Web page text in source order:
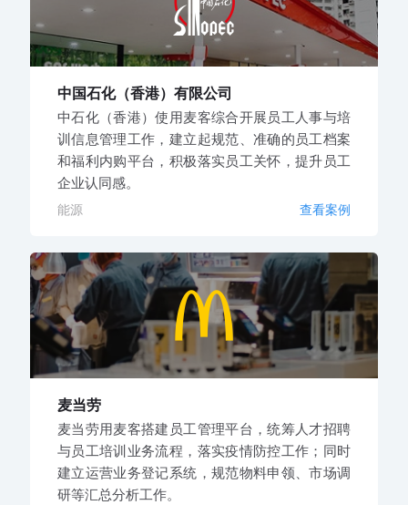
中国石化（香港）有限公司
中石化（香港）使用麦客综合开展员工人事与培
训信息管理工作，建立起规范、准确的员工档案
和福利内购平台，积极落实员工关怀，提升员工
企业认同感。
能源 查看案例
麦当劳
麦当劳用麦客搭建员工管理平台，统筹人才招聘
与员工培训业务流程，落实疫情防控工作；同时
建立运营业务登记系统，规范物料申领、市场调
研等汇总分析工作。